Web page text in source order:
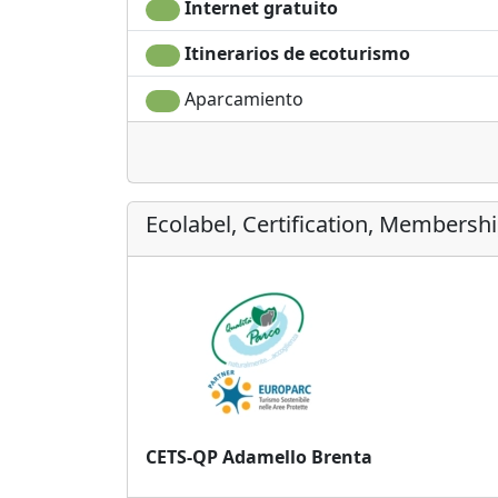
Internet gratuito
Itinerarios de ecoturismo
Aparcamiento
Ecolabel, Certification,
CETS-QP Adamello Brenta